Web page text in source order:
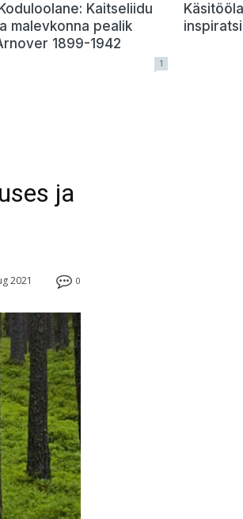
Kaitseliidu
malevkonna pealik
1899-1942
1